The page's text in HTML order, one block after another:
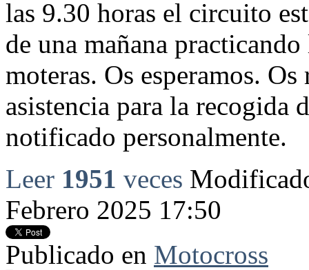
las 9.30 horas el circuito
de una mañana
moteras. Os esperamos.
asistencia para la recogida
notificado personalmente.
Leer 1951 veces
Febrero 2025 17:50
Publicado en Motocross